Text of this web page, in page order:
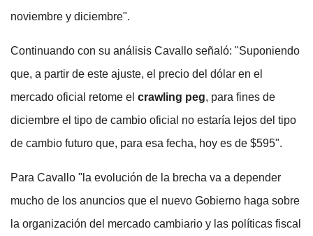
noviembre y diciembre".
Continuando con su análisis Cavallo señaló: "Suponiendo
que, a partir de este ajuste, el precio del dólar en el
mercado oficial retome el crawling peg, para fines de
diciembre el tipo de cambio oficial no estaría lejos del tipo
de cambio futuro que, para esa fecha, hoy es de $595".
Para Cavallo "la evolución de la brecha va a depender
mucho de los anuncios que el nuevo Gobierno haga sobre
la organización del mercado cambiario y las políticas fiscal